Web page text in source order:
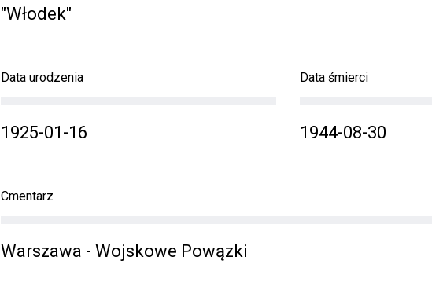
"Włodek"
Data urodzenia
1925-01-16
Data śmierci
1944-08-30
Cmentarz
Warszawa - Wojskowe Powązki